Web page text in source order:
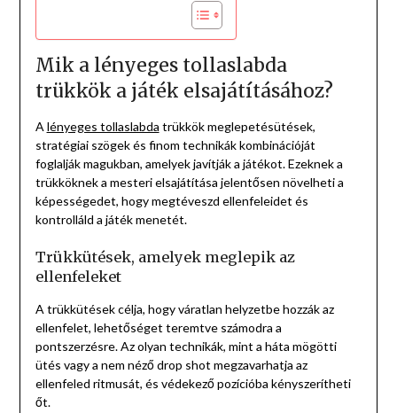
Mik a lényeges tollaslabda
trükkök a játék elsajátításához?
A lényeges tollaslabda trükkök meglepetésütések,
stratégiai szögek és finom technikák kombinációját
foglalják magukban, amelyek javítják a játékot. Ezeknek a
trükköknek a mesteri elsajátítása jelentősen növelheti a
képességedet, hogy megtéveszd ellenfeleidet és
kontrolláld a játék menetét.
Trükkütések, amelyek meglepik az
ellenfeleket
A trükkütések célja, hogy váratlan helyzetbe hozzák az
ellenfelet, lehetőséget teremtve számodra a
pontszerzésre. Az olyan technikák, mint a háta mögötti
ütés vagy a nem néző drop shot megzavarhatja az
ellenfeled ritmusát, és védekező pozícióba kényszerítheti
őt.